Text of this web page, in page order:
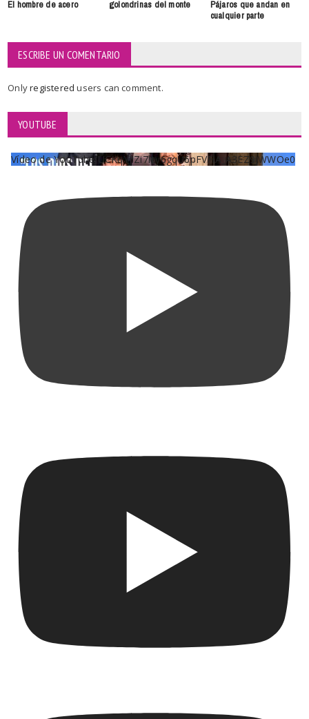
El hombre de acero golondrinas del monte Pájaros que andan en
cualquier parte
ESCRIBE UN COMENTARIO
Onlyregisteredusers can comment.
YOUTUBE
Vídeo de YouTube UCKqYjiZi7lzy6gqU6pFVFiA_A3EZ9JWWOe0